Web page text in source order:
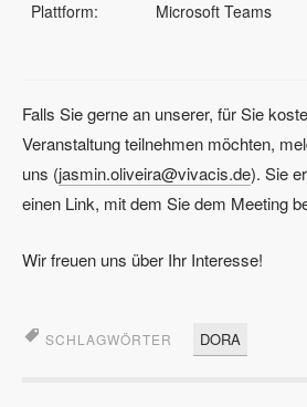
Plattform: Microsoft Teams
Falls Sie gerne an unserer, für Sie
Veranstaltung teilnehmen möchten,
uns (jasmin.oliveira@vivacis.de). Sie
einen Link, mit dem Sie dem Meeting
Wir freuen uns über Ihr Interesse!
SCHLAGWÖRTER DORA